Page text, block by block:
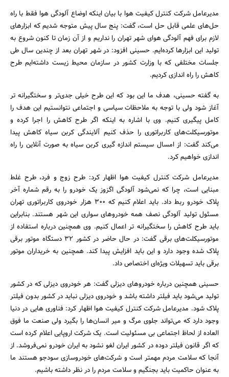
جستجو
مدیرعامل شرکت کنترل کیفیت هوا با بیان اینکه اوضاع آلودگی هوا فقط با راه
حل‌های علمی قابل حل است، گفت: پنج سال پیش متوجه شدیم که ابزارهای
لازم برای فهم آلودگی هوای شهر تهران را نداریم و از آن زمان تا کنون شروع به
تولید این ابزارها کرده‌ایم. حسینی افزود: در شهر تهران بعد از چندین سال طی
جلسات مختلفی که با وزارت کشور در سازمان محیط زیست داشته‌ایم طرح
کاهش را راه اندازی کردیم.
به گفته حسینی، هدف ما این بود که این طرح خیلی جدی‌تر و سختگیرانه تر
آغاز شود ولی با توجه به ملاحظات سیاسی و اجتماعی نتوانستیم این هدف را
کامل پیگیری کنیم. وی با اشاره به اینکه اگر طرح کاهش را اجرا کرده و
موتورسیکلت‌های کاربراتوری را حذف کنیم آلایندگی کربن سیاه کاهش پیدا
می‌کند گفت: از امسال سیستم اندازه گیری کربن سیاه به صورت آنلاین را راه
اندازی خواهیم کرد.
مدیرعامل شرکت کنترل کیفیت هوا اظهار کرد: طرح زوج و فرد، طرح غلط
مبنایی است، چرا که نمی‌شود آلودگی اگزوز یک خودرو را به رقم شماره آخر
پلاک خودرو ربط داد. باید اعلام کنیم که 300 هزار خودروی کاربراتوری تهران
مسئول تولید آلودگی نصف همه خودروهای سواری این شهر هستند. بنابراین
باید طرح کاهش را سختگیرانه تر اعمال کنیم. وی همچنین درباره استفاده از
موتورسیکلت‌های برقی گفت: در حال حاضر در کشور 32 دستگاه موتور برقی
پلاک شده وجود دارد و این باید افزایش پیدا کند. همچنین به خریداران موتور
برقی باید تسهیلات ویژه‌ای اختصاص داد.
حسینی همچنین درباره خودروهای دیزلی گفت: هر خودروی دیزلی که در کشور
تولید می‌شود باید فیلتر داشته باشد و خودروی دیزلی نباید در کشور بدون فیلتر
پلاک شود. مدیرعامل شرکت کنترل کیفیت هوا اظهار کرد: فناوری هایی در دنیا
وجود دارد که می‌تواند جلوی مرگ و میر انسان‌ها را بگیرد ولی صنعت ما فوق
العاده از لحاظ اجتماعی بی مسئولیت است. یک شرکت اروپایی اعلام کرده است
که اگر قانون فیلتر دوده در کشور ایران لغو نشود به ایران خودرو نمی‌فروشد. از
آنجا که سلامت مردم مهمتر است و شرکت‌های خودروسازی سودجو هستند ما
به عنوان حاکمیت باید بجنگیم و سلامت مردم را در نظر داشته باشیم.